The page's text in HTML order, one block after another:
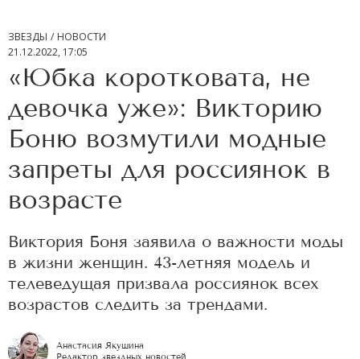
ЗВЕЗДЫ
НОВОСТИ
21.12.2022, 17:05
«Юбка коротковата, не
девочка уже»: Викторию
Боню возмутили модные
запреты для россиянок в
возрасте
Виктория Боня заявила о важности моды
в жизни женщин. 43-летняя модель и
телеведущая призвала россиянок всех
возрастов следить за трендами.
Анастасия Якушина
Редактор звездных новостей